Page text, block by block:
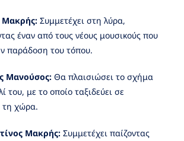
Μακρής: Συμμετέχει στη λύρα,
έναν από τους νέους μουσικούς που
παράδοση του τόπου.
Μανούσος: Θα πλαισιώσει το σχήμα
του, με το οποίο ταξιδεύει σε
τη χώρα.
Μακρής: Συμμετέχει παίζοντας